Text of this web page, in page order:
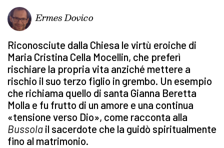
Ermes Dovico
Riconosciute dalla Chiesa le virtù eroiche di
Maria Cristina Cella Mocellin, che preferì
rischiare la propria vita anziché mettere a
rischio il suo terzo figlio in grembo. Un esempio
che richiama quello di santa Gianna Beretta
Molla e fu frutto di un amore e una continua
«tensione verso Dio», come racconta alla
Bussola il sacerdote che la guidò spiritualmente
fino al matrimonio.